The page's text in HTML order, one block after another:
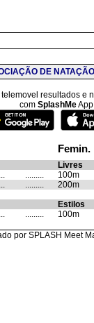
DE
resultados e
com SplashMe
Femin.
Livres
.........
100m
.........
200m
Estilos
......... 100m
por SPLASH Meet